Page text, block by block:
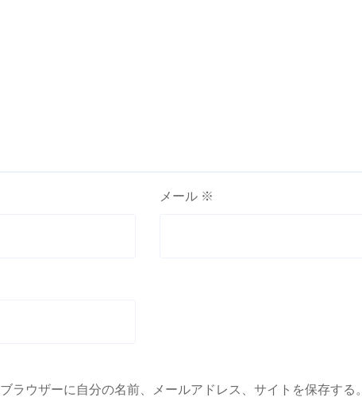
メール ※
ラウザーに自分の名前、メールアドレス、サイトを保存する。